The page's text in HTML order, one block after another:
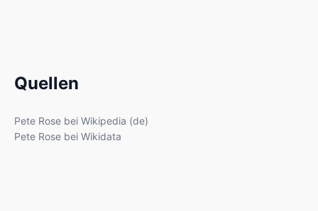
Quellen
Pete Rose bei Wikipedia (de)
Pete Rose bei Wikidata